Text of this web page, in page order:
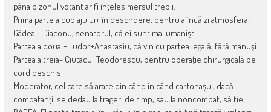
pâna bizonul votant ar fi înţeles mersul trebii.
Prima parte a cuplajului+ în deschdere, pentru a încălzi atmosfera:
Gâdea – Diaconu, senatorul, că ei sunt mai umanişti
Partea a doua + Tudor+Anastasiu, că vin cu partea legală, fără manuşi
Partea a treia- Ciutacu+Teodorescu, pentru operaţie chirurgicală pe
cord deschis
Moderator, cel care să arate din când în când cartonaşul, dacă
combatanţii se dedau la trageri de timp, sau la noncombat, să fie